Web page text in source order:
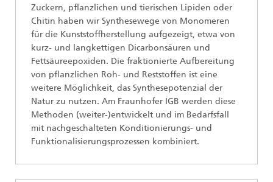
Zuckern, pflanzlichen und tierischen Lipiden oder
Chitin haben wir Synthesewege von Monomeren
für die Kunststoffherstellung aufgezeigt, etwa von
kurz- und langkettigen Dicarbonsäuren und
Fettsäureepoxiden. Die fraktionierte Aufbereitung
von pflanzlichen Roh- und Reststoffen ist eine
weitere Möglichkeit, das Synthesepotenzial der
Natur zu nutzen. Am Fraunhofer IGB werden diese
Methoden (weiter-)entwickelt und im Bedarfsfall
mit nachgeschalteten Konditionierungs- und
Funktionalisierungsprozessen kombiniert.